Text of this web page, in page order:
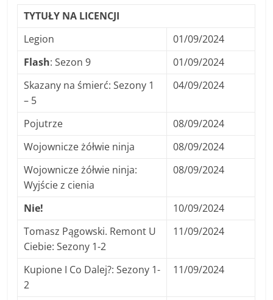
TYTUŁY NA LICENCJI
Legion
01/09/2024
Flash: Sezon 9
01/09/2024
Skazany na śmierć: Sezony 1
– 5
04/09/2024
Pojutrze
08/09/2024
Wojownicze żółwie ninja
08/09/2024
Wojownicze żółwie ninja:
Wyjście z cienia
08/09/2024
Nie!
10/09/2024
Tomasz Pągowski. Remont U
Ciebie: Sezony 1-2
11/09/2024
Kupione I Co Dalej?: Sezony 1-
2
11/09/2024